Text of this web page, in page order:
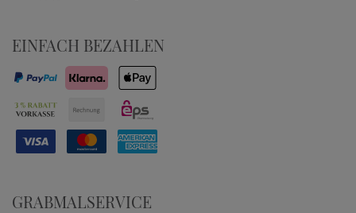
EINFACH BEZAHLEN
GRABMALSERVICE